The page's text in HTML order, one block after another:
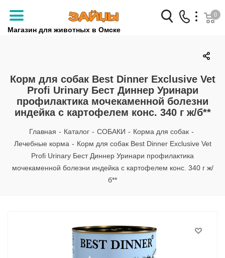
Магазин для животных в Омске
Заказать звонок
+7 (3812) 79-04-04
+7 (950) 959-88-32
0
Корм для собак Best Dinner Exclusive Vet
Profi Urinary Бест Диннер Уринари
профилактика мочекаменной болезни
индейка с картофелем конс. 340 г ж/б**
Главная - Каталог - СОБАКИ - Корма для собак -
Лечебные корма - Корм для собак Best Dinner Exclusive Vet
Profi Urinary Бест Диннер Уринари профилактика
мочекаменной болезни индейка с картофелем конс. 340 г ж/
б**